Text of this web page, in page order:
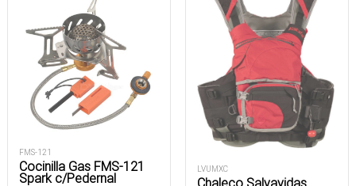
FMS-121
Cocinilla Gas FMS-121
Spark c/Pedernal
LVUMXC